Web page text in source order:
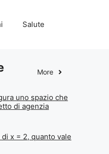
Salute
More
uno spazio che
di agenzia
x = 2, quanto vale